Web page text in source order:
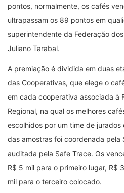
pontos, normalmente, os cafés
ultrapassam os 89 pontos em
superintendente da Federação
Juliano Tarabal.
A premiação é dividida em duas
das Cooperativas, que elege o
em cada cooperativa associada à
Regional, na qual os melhores
escolhidos por um time de jurados
das amostras foi coordenada pela
auditada pela Safe Trace. Os
R$ 5 mil para o primeiro lugar, R$
mil para o terceiro colocado.